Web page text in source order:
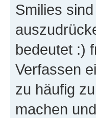
Smilies
bedeutet :)
Verfassen
zu häufig
machen